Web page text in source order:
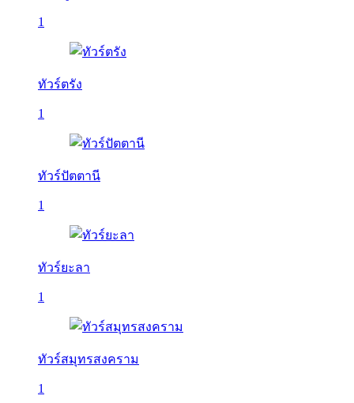
1
ทัวร์ตรัง
1
ทัวร์ปัตตานี
1
ทัวร์ยะลา
1
ทัวร์สมุทรสงคราม
1